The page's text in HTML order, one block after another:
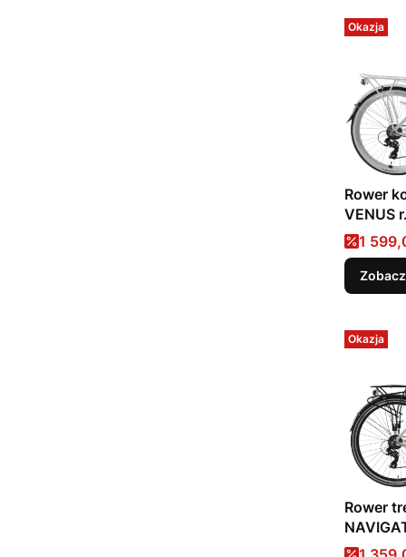
Okazja
Rower
VENUS
Cena
1
Okazja
Rower